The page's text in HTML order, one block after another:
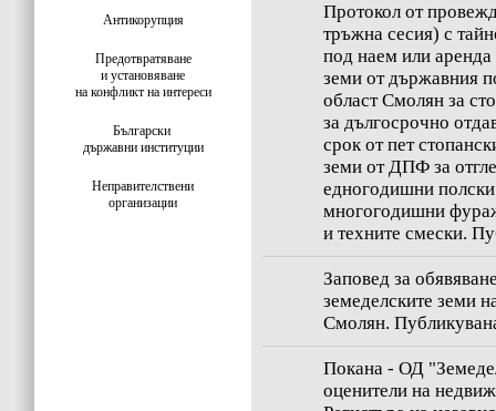
Антикорупция
Предотвратяване
и установяване
на конфликт на интереси
Български
държавни институции
Неправителствени
организации
Протокол от
тръжна сесия) с
под наем или
земи от държавния
област Смолян за
за дългосрочно
срок от пет
земи от ДПФ за
едногодишни
многогодишни
и техните смески.
Заповед за
земеделските земи
Смолян.
Покана - ОД
оценители на